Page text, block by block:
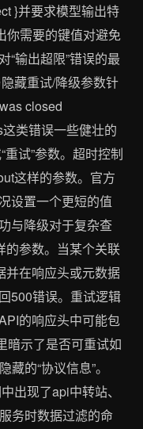
}并要求模型输出特
你需要的键值对避免
“输出超限”错误的最
藏重试/降级参数针
closed
类错误一些健壮的
重试”参数。超时控制
这样的参数。官方
设置一个更短的值
与降级对于复杂查
的参数。当某个关联
并在响应头或元数据
500错误。重试逻辑
的响应头中可能包
暗示了是否可重试如
的“协议信息”。
出现了api中转站、
务时数据过滤的命